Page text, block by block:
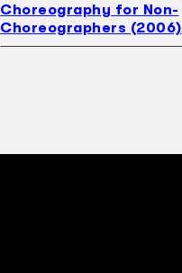
Choreography for Non-
Choreographers (2006)